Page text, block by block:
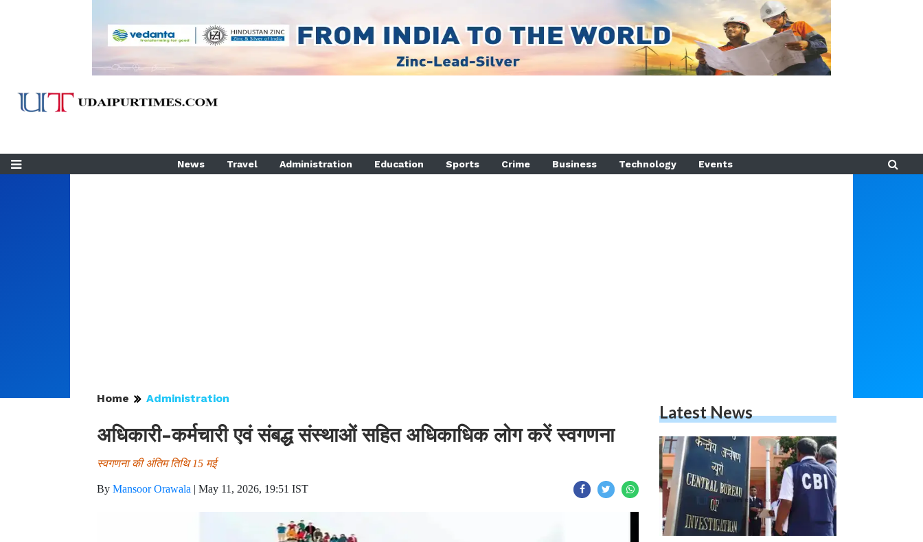
News Travel Administration Education Sports Crime Business Technology Events
Home Administration
अधिकारी-कर्मचारी एवं संबद्ध संस्थाओं सहित अधिकाधिक लोग करें स्वगणना
स्वगणना की अंतिम तिथि 15 मई
By Mansoor Orawala | May 11, 2026, 19:51 IST
Latest News